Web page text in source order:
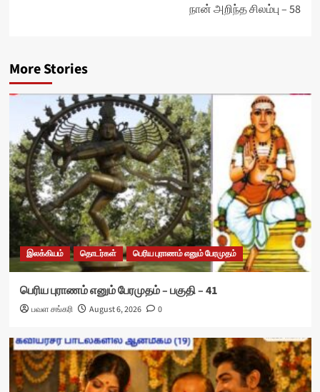
நான் அறிந்த சிலம்பு – 58
More Stories
இலக்கியம் தொடர்கள் பெரிய புராணம் எனும் பேரமுதம்
பெரிய புராணம் எனும் பேரமுதம் – பகுதி – 41
பவள சங்கரி August 6, 2026 0